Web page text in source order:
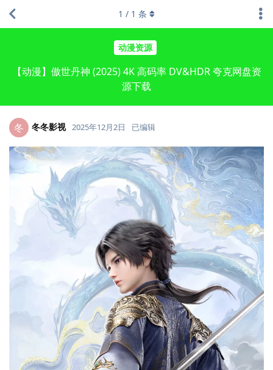
动漫资源
【动漫】傲世丹神 (2025) 4K 高码率 DV&HDR 夸克网盘资
源下载
1 / 1 条
冬 冬冬影视 2025年12月2日 已编辑